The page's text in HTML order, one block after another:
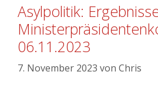
Asylpolitik:
06.11.2023
7. November 2023 von Chris